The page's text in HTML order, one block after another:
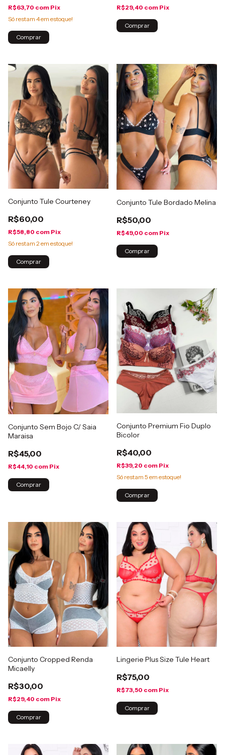
R$63,70 com Pix
Só restam 4em estoque!
Comprar
R$29,40 com Pix
Comprar
Conjunto Tule Courteney
R$60,00
R$58,80 com Pix
Só restam 2em estoque!
Comprar
Conjunto Tule Bordado Melina
R$50,00
R$49,00 com Pix
Comprar
Conjunto Sem Bojo C/ Saia
Maraisa
R$45,00
R$44,10 com Pix
Comprar
Conjunto Premium Fio Duplo
Bicolor
R$40,00
R$39,20 com Pix
Só restam 5 em estoque!
Comprar
Conjunto Cropped Renda
Micaelly
R$30,00
R$29,40 com Pix
Comprar
Lingerie Plus Size Tule Heart
R$75,00
R$73,50 com Pix
Comprar